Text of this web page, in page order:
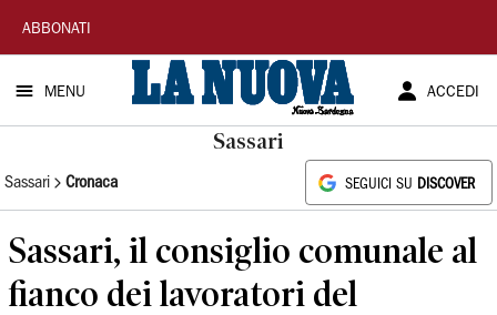
La
Nuova
Sardegna
ABBONATI
MENU ACCEDI
Sassari
Sassari Cronaca SEGUICI SU DISCOVER
Sassari, il consiglio comunale al
fianco dei lavoratori del